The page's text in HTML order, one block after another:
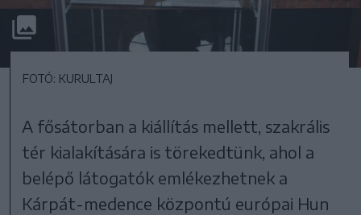
FOTÓ: KURULTAJ
A fősátorban a kiállítás mellett, szakrális
tér kialakítására is törekedtünk, ahol a
belépő látogatók emlékezhetnek a
Kárpát-medence központú európai Hun